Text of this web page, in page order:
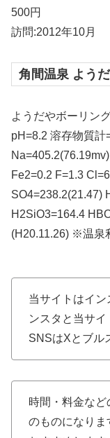
500円
訪問:2012年10月
角間温泉 よう
ようだやボーリン
pH=8.2 溶存物質計
Fe2=0.2 F=1.3
SO4=238.2(21.47)
H2SiO3=164.4
(H20.11.26) ※温泉
当サイトはイン
ンスタと当サ
SNSはXとブル
時間・料金な
のものになりま